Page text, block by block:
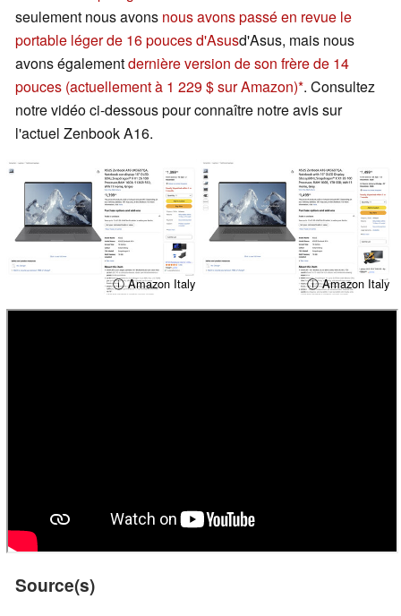
seulement nous avons nous avons passé en revue le
portable léger de 16 pouces d'Asusd'Asus, mais nous
avons égalementdernière version de son frère de 14
pouces (actuellement à 1 229 $ sur Amazon) . Consultez
notre vidéo ci-dessous pour connaître notre avis sur
l'actuel Zenbook A16.
ⓘ Amazon Italy ⓘ Amazon Italy
Source(s)